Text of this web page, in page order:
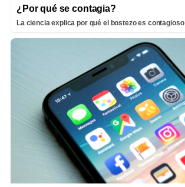
¿Por qué se contagia?
La ciencia explica por qué el bostezo es contagioso